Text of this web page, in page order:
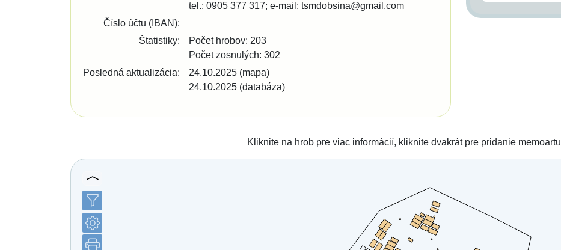
Bratislava - Podunajské Biskupice
Bratislava - Rača
Bratislava - Rusovce
Bratislava - Ružinov
Bratislava - Vrakuňa
Bratislava - Záhorská Bystrica
Buková
tel.: 0905 377 317 e-mail: tsmdobsina@gmail.com
Číslo účtu (IBAN):
Štatistiky:
Počet hrobov: 203
Počet zosnulých: 302
Posledná aktualizácia:
24.10.2025 (mapa)
24.10.2025 (databáza)
Kliknite na hrob pre viac informácií, kliknite dvakrát pre pridanie memoartu